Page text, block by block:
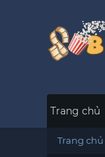
Trang chủ
Trang chủ